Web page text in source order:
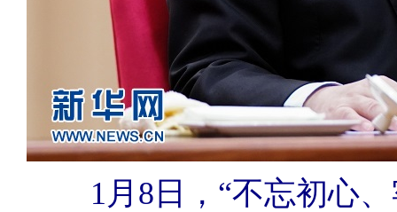
1月8日，“不忘初心、